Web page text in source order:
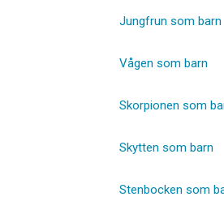
Jungfrun som barn
Vågen som barn
Skorpionen som
Skytten som barn
Stenbocken som